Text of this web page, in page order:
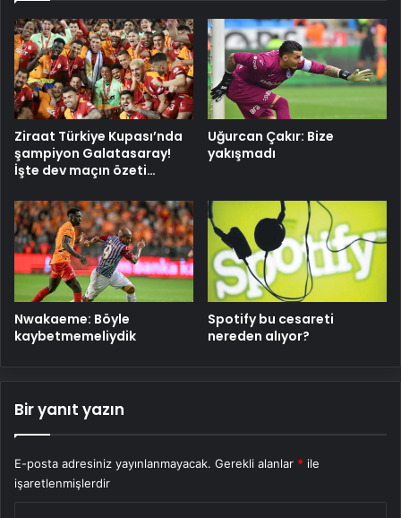
Ziraat Türkiye Kupası’nda
şampiyon Galatasaray!
İşte dev maçın özeti…
Uğurcan Çakır: Bize
yakışmadı
Nwakaeme: Böyle
kaybetmemeliydik
Spotify bu cesareti
nereden alıyor?
Bir yanıt yazın
E-posta adresiniz yayınlanmayacak. Gerekli alanlar * ile
işaretlenmişlerdir